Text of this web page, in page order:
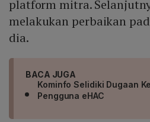
platform mitra.
melakukan perbaikan
dia.
BACA JUGA
Kominfo Selidiki Dugaan
Pengguna eHAC